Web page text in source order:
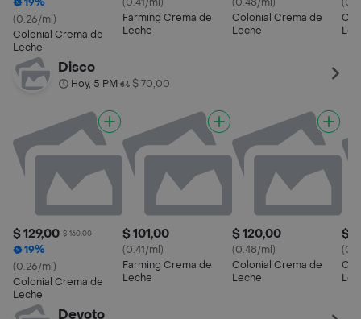
(0.26/ml)
Colonial Crema de
Leche
Farming Crema de
Leche
Colonial Crema de
Leche
Disco
Hoy, 5 PM• $ 70,00
$ 129,00 $ 160,00
19%
(0.26/ml)
Colonial Crema de
Leche
$ 101,00
(0.41/ml)
Farming Crema de
Leche
$ 120,00
(0.48/ml)
Colonial Crema de
Leche
$
Devoto